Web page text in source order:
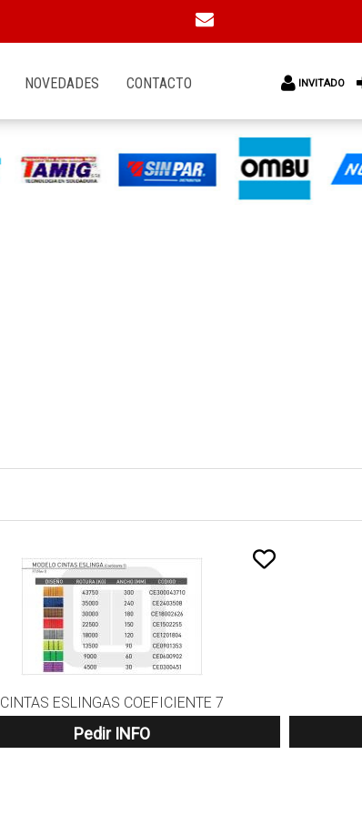
INVITADO
NOVEDADES CONTACTO
CINTAS ESLINGAS COEFICIENTE 7
Pedir INFO